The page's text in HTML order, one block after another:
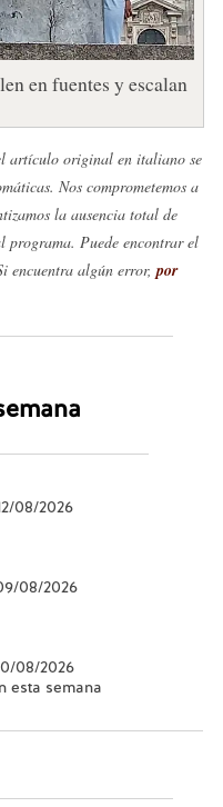
en fuentes y escalan
artículo original en italiano se
Nos comprometemos a
la ausencia total de
programa. Puede encontrar el
encuentra algún error, por
08/2026
08/2026
08/2026
esta semana